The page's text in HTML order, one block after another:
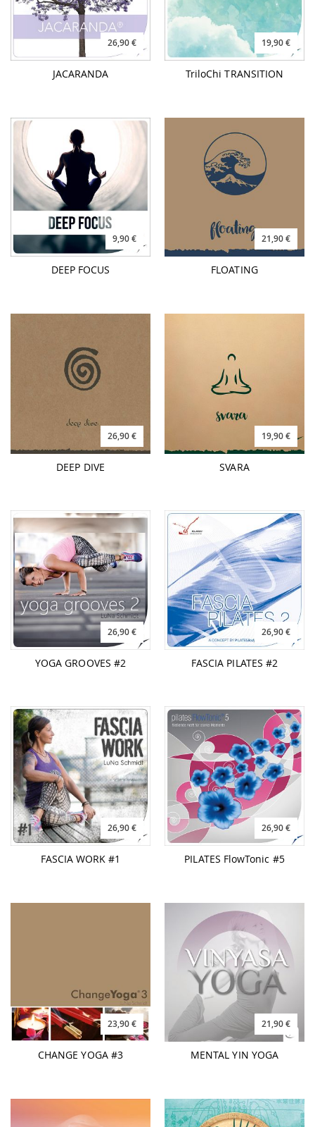
26,90 €
JACARANDA
19,90 €
TriloChi TRANSITION
9,90 €
DEEP FOCUS
21,90 €
FLOATING
26,90 €
DEEP DIVE
19,90 €
SVARA
26,90 €
YOGA GROOVES #2
26,90 €
FASCIA PILATES #2
26,90 €
FASCIA WORK #1
26,90 €
PILATES FlowTonic #5
23,90 €
CHANGE YOGA #3
21,90 €
MENTAL YIN YOGA